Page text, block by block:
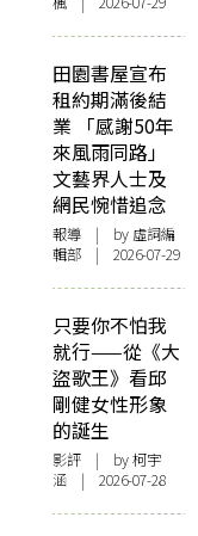
田園書屋宣布
租約期滿後結
業 「感謝50年
來風雨同路」
文藝界人士及
網民惋惜追念
報導 | by 虛詞編
輯部 | 2026-07-29
只要你不怕我
就行——從《大
盜歌王》看邱
剛健女性形象
的誕生
影評 | by 柯宇
涵 | 2026-07-28